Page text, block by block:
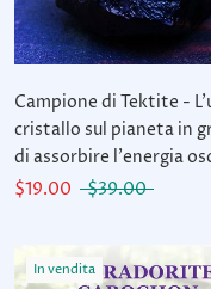
Campione di Tektite -
cristallo sul pianeta in
di assorbire l'energia
$19.00
$39.00
In vendita